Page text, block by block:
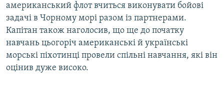
американський флот вчиться виконувати бойові
задачі в Чорному морі разом із партнерами.
Капітан також наголосив, що ще до початку
навчань цьогоріч американські й українські
морські піхотинці провели спільні навчання, які він
оцінив дуже високо.